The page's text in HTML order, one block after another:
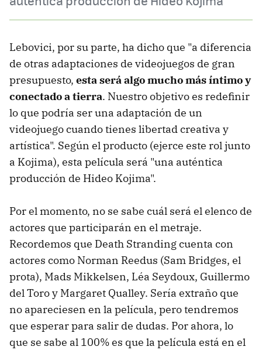
Lebovici, por su parte, ha dicho que "a diferencia
de otras adaptaciones de videojuegos de gran
presupuesto, esta será algo mucho más íntimo y
conectado a tierra. Nuestro objetivo es redefinir
lo que podría ser una adaptación de un
videojuego cuando tienes libertad creativa y
artística". Según el producto (ejerce este rol junto
a Kojima), esta película será "una auténtica
producción de Hideo Kojima".
Por el momento, no se sabe cuál será el elenco de
actores que participarán en el metraje.
Recordemos que Death Stranding cuenta con
actores como Norman Reedus (Sam Bridges, el
prota), Mads Mikkelsen, Léa Seydoux, Guillermo
del Toro y Margaret Qualley. Sería extraño que
no apareciesen en la película, pero tendremos
que esperar para salir de dudas. Por ahora, lo
que se sabe al 100% es que la película está en el